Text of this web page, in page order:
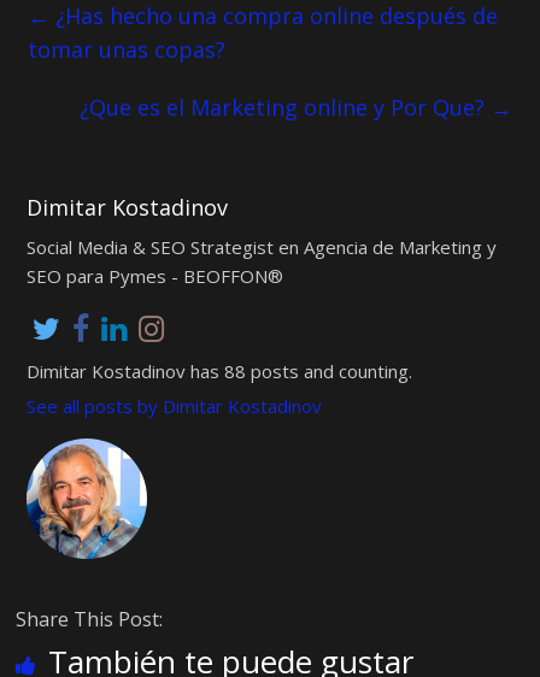
← ¿Has hecho una compra online después de
tomar unas copas?
¿Que es el Marketing online y Por Que? →
Dimitar Kostadinov
Social Media & SEO Strategist en Agencia de Marketing y
SEO para Pymes - BEOFFON®
Dimitar Kostadinov has 88 posts and counting.
See all posts by Dimitar Kostadinov
Share This Post:
También te puede gustar